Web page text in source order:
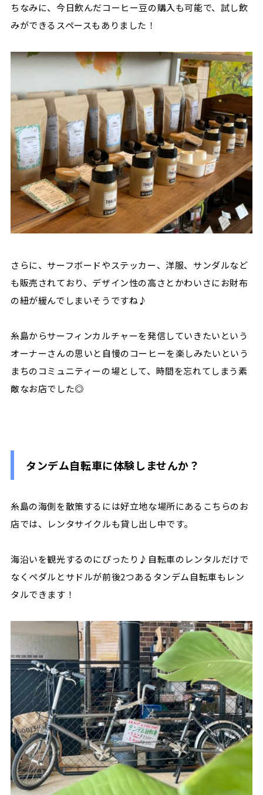
ちなみに、今日飲んだコーヒー豆の購入も可能で、試し飲
みができるスペースもありました！
さらに、サーフボードやステッカー、洋服、サンダルなど
も販売されており、デザイン性の高さとかわいさにお財布
の紐が緩んでしまいそうですね♪
糸島からサーフィンカルチャーを発信していきたいという
オーナーさんの思いと自慢のコーヒーを楽しみたいという
まちのコミュニティーの場として、時間を忘れてしまう素
敵なお店でした◎
タンデム自転車に体験しませんか？
糸島の海側を散策するには好立地な場所にあるこちらのお
店では、レンタサイクルも貸し出し中です。
海沿いを観光するのにぴったり♪自転車のレンタルだけで
なくペダルとサドルが前後2つあるタンデム自転車もレン
タルできます！